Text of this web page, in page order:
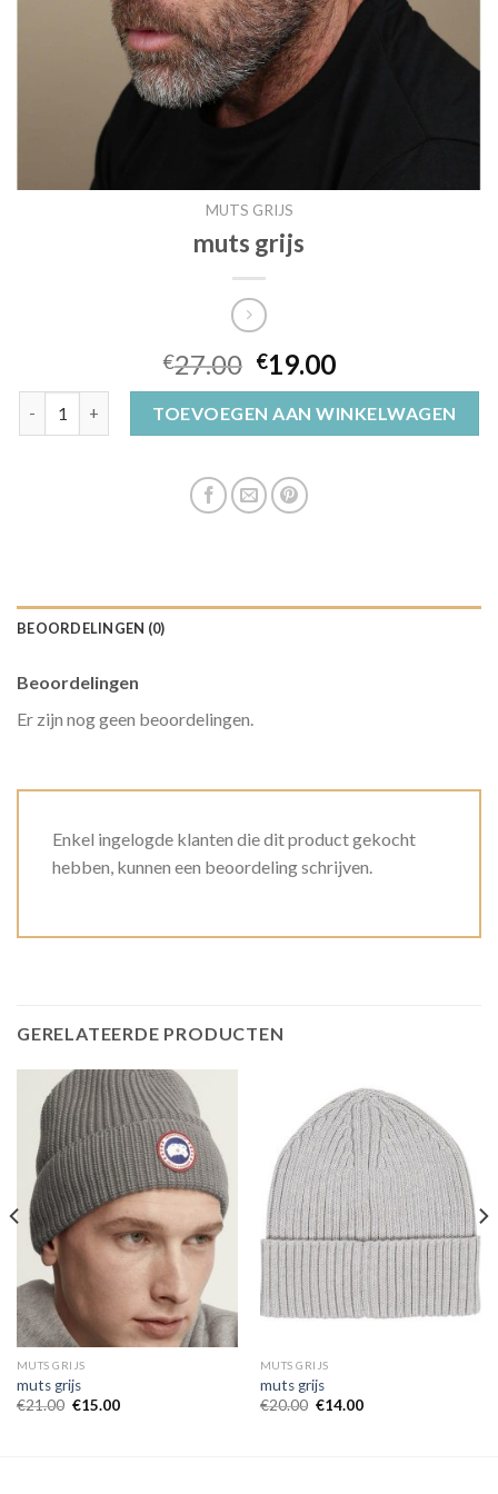
MUTS GRIJS
muts grijs
€27.00 €19.00
TOEVOEGEN AAN WINKELWAGEN
BEOORDELINGEN (0)
Beoordelingen
Er zijn nog geen beoordelingen.
Enkel ingelogde klanten die dit product gekocht
hebben, kunnen een beoordeling schrijven.
GERELATEERDE PRODUCTEN
MUTS GRIJS
muts grijs
€21.00 €15.00
MUTS GRIJS
muts grijs
€20.00 €14.00